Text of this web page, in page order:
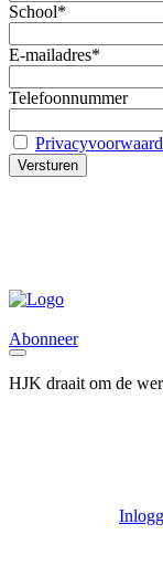
School*
E-mailadres*
Telefoonnummer
Abonneer
HJK draait om de